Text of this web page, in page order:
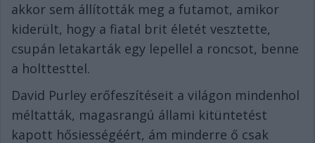
akkor sem állították meg a futamot, amikor
kiderült, hogy a fiatal brit életét vesztette,
csupán letakarták egy lepellel a roncsot, benne
a holttesttel.
David Purley erőfeszítéseit a világon mindenhol
méltatták, magasrangú állami kitüntetést
kapott hősiességéért, ám minderre ő csak